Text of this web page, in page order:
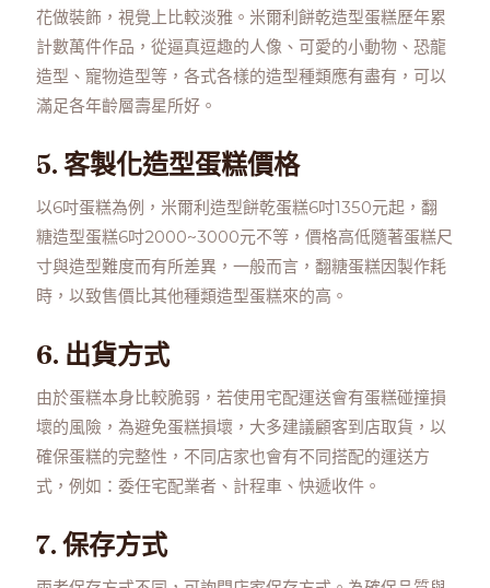
花做裝飾，視覺上比較淡雅。米爾利餅乾造型蛋糕歷年累
計數萬件作品，從逼真逗趣的人像、可愛的小動物、恐龍
造型、寵物造型等，各式各樣的造型種類應有盡有，可以
滿足各年齡層壽星所好。
5. 客製化造型蛋糕價格
以6吋蛋糕為例，米爾利造型餅乾蛋糕6吋1350元起，翻
糖造型蛋糕6吋2000~3000元不等，價格高低隨著蛋糕尺
寸與造型難度而有所差異，一般而言，翻糖蛋糕因製作耗
時，以致售價比其他種類造型蛋糕來的高。
6. 出貨方式
由於蛋糕本身比較脆弱，若使用宅配運送會有蛋糕碰撞損
壞的風險，為避免蛋糕損壞，大多建議顧客到店取貨，以
確保蛋糕的完整性，不同店家也會有不同搭配的運送方
式，例如：委任宅配業者、計程車、快遞收件。
7. 保存方式